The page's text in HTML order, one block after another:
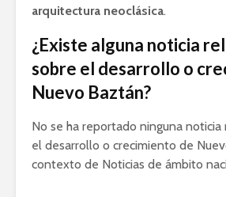
arquitectura neoclásica.
¿Existe alguna noticia
sobre el desarrollo o
Nuevo Baztán?
No se ha reportado ninguna
el desarrollo o crecimiento de
contexto de Noticias de ámbito